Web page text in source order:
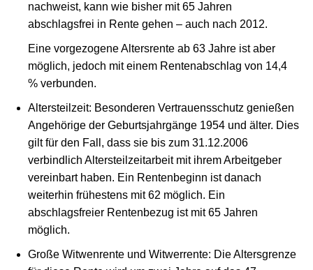
nachweist, kann wie bisher mit 65 Jahren
abschlagsfrei in Rente gehen – auch nach 2012.
Eine vorgezogene Altersrente ab 63 Jahre ist aber
möglich, jedoch mit einem Rentenabschlag von 14,4
% verbunden.
Altersteilzeit: Besonderen Vertrauensschutz genießen
Angehörige der Geburtsjahrgänge 1954 und älter. Dies
gilt für den Fall, dass sie bis zum 31.12.2006
verbindlich Altersteilzeitarbeit mit ihrem Arbeitgeber
vereinbart haben. Ein Rentenbeginn ist danach
weiterhin frühestens mit 62 möglich. Ein
abschlagsfreier Rentenbezug ist mit 65 Jahren
möglich.
Große Witwenrente und Witwerrente: Die Altersgrenze